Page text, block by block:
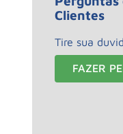
Clientes
Tire sua
FAZER